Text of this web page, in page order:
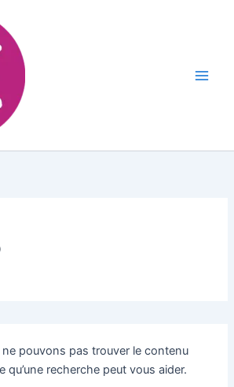
pouvons pas trouver le contenu
qu’une recherche peut vous aider.